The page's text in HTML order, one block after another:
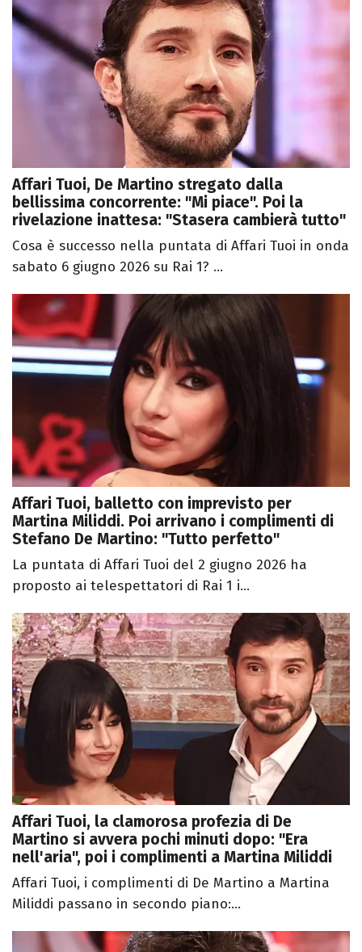
Affari Tuoi, De Martino stregato dalla
bellissima concorrente: "Mi piace". Poi la
rivelazione inattesa: "Stasera cambierà tutto"
Cosa è successo nella puntata di Affari Tuoi in onda
sabato 6 giugno 2026 su Rai 1? ...
Affari Tuoi, balletto con imprevisto per
Martina Miliddi. Poi arrivano i complimenti di
Stefano De Martino: "Tutto perfetto"
La puntata di Affari Tuoi del 2 giugno 2026 ha
proposto ai telespettatori di Rai 1 i...
Affari Tuoi, la clamorosa profezia di De
Martino si avvera pochi minuti dopo: "Era
nell'aria", poi i complimenti a Martina Miliddi
Affari Tuoi, i complimenti di De Martino a Martina
Miliddi passano in secondo piano:...